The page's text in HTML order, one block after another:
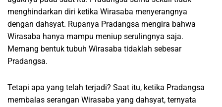
menghindarkan diri ketika Wirasaba menyerangnya
dengan dahsyat. Rupanya Pradangsa mengira bahwa
Wirasaba hanya mampu meniup serulingnya saja.
Memang bentuk tubuh Wirasaba tidaklah sebesar
Pradangsa.
Tetapi apa yang telah terjadi? Saat itu, ketika Pradangsa
membalas serangan Wirasaba yang dahsyat, ternyata